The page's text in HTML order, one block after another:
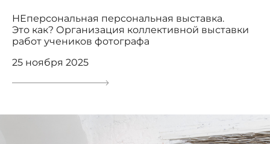
НЕперсональная персональная выставка.
Это как? Организация коллективной выставки
работ учеников фотографа
25 ноября 2025